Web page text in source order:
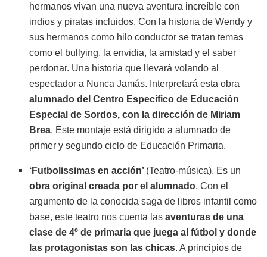
hermanos vivan una nueva aventura increíble con
indios y piratas incluidos. Con la historia de Wendy y
sus hermanos como hilo conductor se tratan temas
como el bullying, la envidia, la amistad y el saber
perdonar. Una historia que llevará volando al
espectador a Nunca Jamás. Interpretará esta obra
alumnado del Centro Específico de Educación
Especial de Sordos, con la dirección de Miriam
Brea. Este montaje está dirigido a alumnado de
primer y segundo ciclo de Educación Primaria.
‘Futbolissimas en acción’ (Teatro-música). Es un
obra original creada por el alumnado. Con el
argumento de la conocida saga de libros infantil como
base, este teatro nos cuenta lasaventuras de una
clase de 4º de primaria que juega al fútbol y donde
las protagonistas son las chicas. A principios de